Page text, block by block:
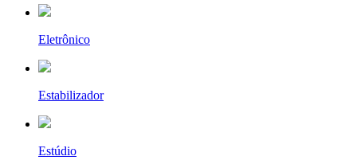
Eletrônico
Estabilizador
Estúdio